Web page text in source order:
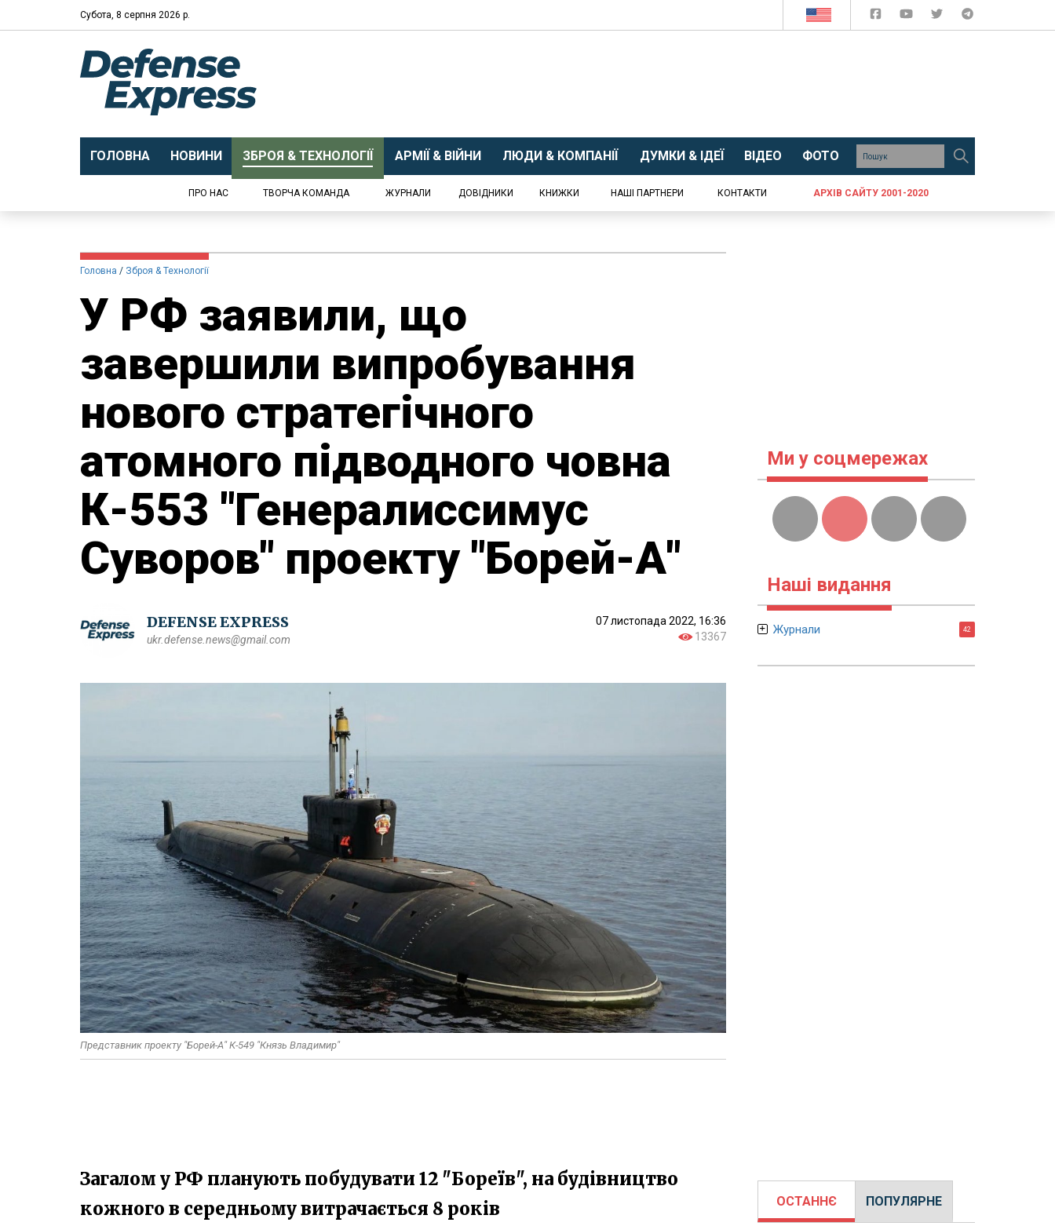
Субота, 8 серпня 2026 р.
ГОЛОВНА НОВИНИ ЗБРОЯ & ТЕХНОЛОГІЇ АРМІЇ & ВІЙНИ ЛЮДИ & КОМПАНІЇ ДУМКИ & ІДЕЇ ВІДЕО ФОТО
ПРО НАС ТВОРЧА КОМАНДА ЖУРНАЛИ ДОВІДНИКИ КНИЖКИ НАШІ ПАРТНЕРИ КОНТАКТИ АРХІВ САЙТУ 2001-2020
Головна Зброя & Технології
У РФ заявили, що
завершили випробування
нового стратегічного
атомного підводного човна
К-553 "Генералиссимус
Суворов" проекту "Борей-А"
DEFENSE EXPRESS
ukr.defense.news@gmail.com
07 листопада 2022, 16:36
13367
Представник проекту "Борей-А" К-549 "Князь Владимир"
Загалом у РФ планують побудувати 12 "Бореїв", на будівництво
кожного в середньому витрачається 8 років
Ми у соцмережах
Наші видання
Журнали 42
ОСТАННЄ ПОПУЛЯРНЕ